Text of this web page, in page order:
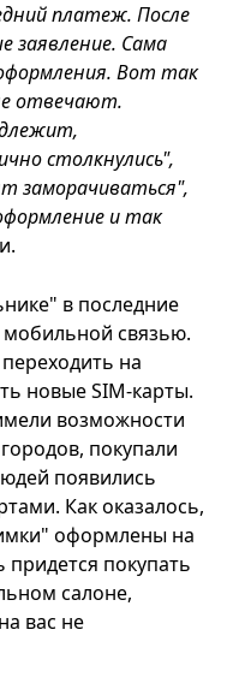
платеж. После
заявление. Сама
Вот так
отвечают.
столкнулись",
заморачиваться",
и так
в последние
связью.
на
новые SIM-карты.
возможности
покупали
появились
Как оказалось,
оформлены на
придется покупать
салоне,
вас не